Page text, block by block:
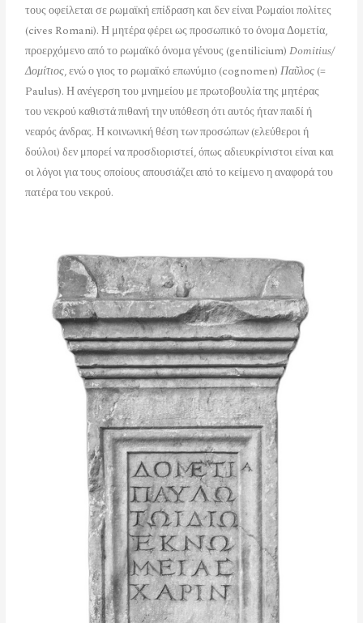
τους οφείλεται σε ρωμαϊκή επίδραση και δεν είναι Ρωμαίοι πολίτες
(cives Romani). Η μητέρα φέρει ως προσωπικό το όνομα Δομετία,
προερχόμενο από το ρωμαϊκό όνομα γένους (gentilicium)Domitius/
Δομίτιος, ενώ ο γιος το ρωμαϊκό επωνύμιο (cognomen)Παῦλος (=
Paulus). Η ανέγερση του μνημείου με πρωτοβουλία της μητέρας
του νεκρού καθιστά πιθανή την υπόθεση ότι αυτός ήταν παιδί ή
νεαρός άνδρας. Η κοινωνική θέση των προσώπων (ελεύθεροι ή
δούλοι) δεν μπορεί να προσδιοριστεί, όπως αδιευκρίνιστοι είναι και
οι λόγοι για τους οποίους απουσιάζει από το κείμενο η αναφορά του
πατέρα του νεκρού.